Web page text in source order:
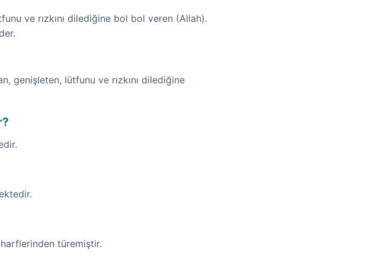
ve rızkını dilediğine bol bol veren (Allah).
genişleten, lütfunu ve rızkını dilediğine
türemiştir.